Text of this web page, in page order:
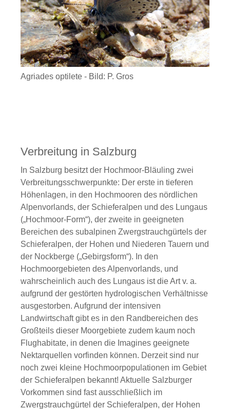
Agriades optilete - Bild: P. Gros
Verbreitung in Salzburg
In Salzburg besitzt der Hochmoor-Bläuling zwei
Verbreitungsschwerpunkte: Der erste in tieferen
Höhenlagen, in den Hochmooren des nördlichen
Alpenvorlands, der Schieferalpen und des Lungaus
(„Hochmoor-Form“), der zweite in geeigneten
Bereichen des subalpinen Zwergstrauchgürtels der
Schieferalpen, der Hohen und Niederen Tauern und
der Nockberge („Gebirgsform“). In den
Hochmoorgebieten des Alpenvorlands, und
wahrscheinlich auch des Lungaus ist die Art v. a.
aufgrund der gestörten hydrologischen Verhältnisse
ausgestorben. Aufgrund der intensiven
Landwirtschaft gibt es in den Randbereichen des
Großteils dieser Moorgebiete zudem kaum noch
Flughabitate, in denen die Imagines geeignete
Nektarquellen vorfinden können. Derzeit sind nur
noch zwei kleine Hochmoorpopulationen im Gebiet
der Schieferalpen bekannt! Aktuelle Salzburger
Vorkommen sind fast ausschließlich im
Zwergstrauchgürtel der Schieferalpen, der Hohen